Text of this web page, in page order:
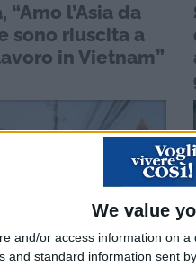
We value
and/or access information on
and standard information sent
“Amo l’Asia da
sono riuscita a
in Vietnam”